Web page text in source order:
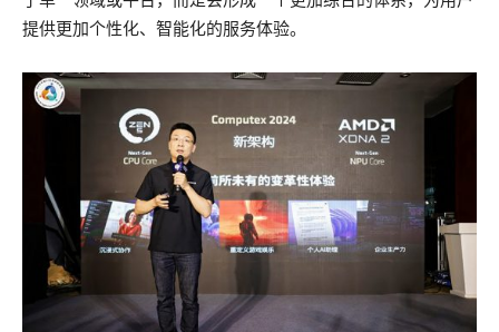
提供更加个性化、智能化的服务体验。